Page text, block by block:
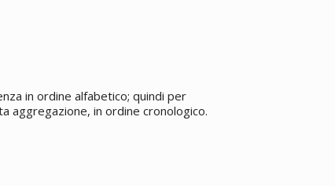
in ordine alfabetico; quindi per
aggregazione, in ordine cronologico.